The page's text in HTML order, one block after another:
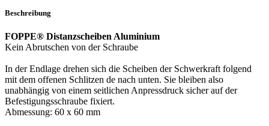
Beschreibung
FOPPE® Distanzscheiben Aluminium
Kein Abrutschen von der Schraube
In der Endlage drehen sich die Scheiben der Schwerkraft folgend
mit dem offenen Schlitzen de nach unten. Sie bleiben also
unabhängig von einem seitlichen Anpressdruck sicher auf der
Befestigungsschraube fixiert.
Abmessung: 60 x 60 mm